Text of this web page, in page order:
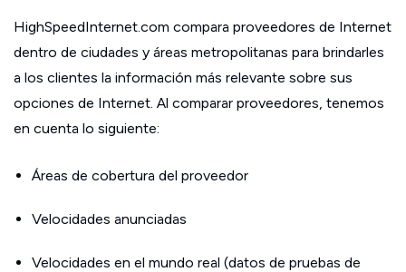
HighSpeedInternet.com compara proveedores de Internet
dentro de ciudades y áreas metropolitanas para brindarles
a los clientes la información más relevante sobre sus
opciones de Internet. Al comparar proveedores, tenemos
en cuenta lo siguiente:
Áreas de cobertura del proveedor
Velocidades anunciadas
Velocidades en el mundo real (datos de pruebas de